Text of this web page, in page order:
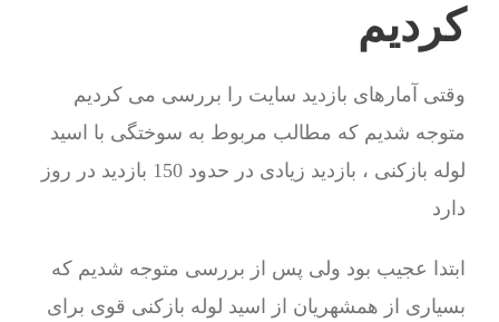
کردیم
وقتی آمارهای بازدید سایت را بررسی می کردیم
متوجه شدیم که مطالب مربوط به سوختگی با اسید
لوله بازکنی ، بازدید زیادی در حدود 150 بازدید در روز
دارد
ابتدا عجیب بود ولی پس از بررسی متوجه شدیم که
بسیاری از همشهریان از اسید لوله بازکنی قوی برای